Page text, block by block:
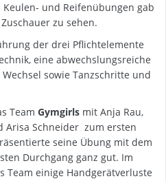
und Reifenübungen gab
zu sehen.
der drei Pflichtelemente
eine abwechslungsreiche
sowie Tanzschritte und
Team Gymgirls mit Anja Rau,
Arisa Schneider zum ersten
seine Übung mit dem
Durchgang ganz gut. Im
Team einige Handgerätverluste